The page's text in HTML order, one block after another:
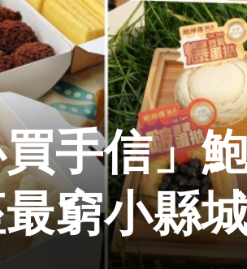
手信」
窮小縣